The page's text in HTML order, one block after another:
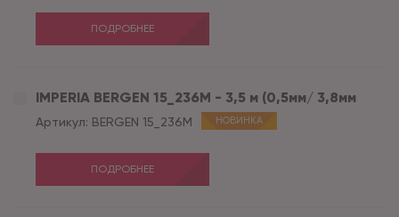
ПОДРОБНЕЕ
IMPERIA BERGEN 15_236M - 3,5 м (0,5мм/ 3,8мм
Артикул: BERGEN 15_236M НОВИНКА
ПОДРОБНЕЕ